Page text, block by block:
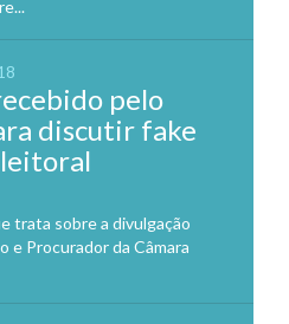
pelo
discutir fake
trata sobre a divulgação
e Procurador da Câmara